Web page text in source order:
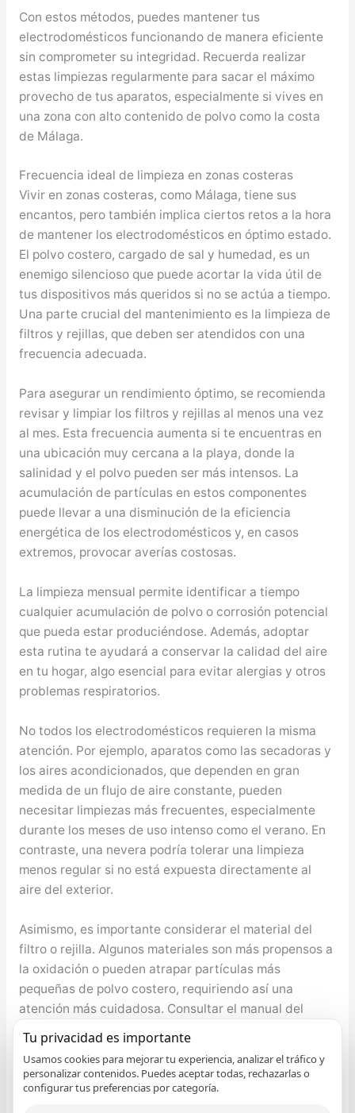
Con estos métodos, puedes mantener tus
electrodomésticos funcionando de manera eficiente
sin comprometer su integridad. Recuerda realizar
estas limpiezas regularmente para sacar el máximo
provecho de tus aparatos, especialmente si vives en
una zona con alto contenido de polvo como la costa
de Málaga.
Frecuencia ideal de limpieza en zonas costeras
Vivir en zonas costeras, como Málaga, tiene sus
encantos, pero también implica ciertos retos a la hora
de mantener los electrodomésticos en óptimo estado.
El polvo costero, cargado de sal y humedad, es un
enemigo silencioso que puede acortar la vida útil de
tus dispositivos más queridos si no se actúa a tiempo.
Una parte crucial del mantenimiento es la limpieza de
filtros y rejillas, que deben ser atendidos con una
frecuencia adecuada.
Para asegurar un rendimiento óptimo, se recomienda
revisar y limpiar los filtros y rejillas al menos una vez
al mes. Esta frecuencia aumenta si te encuentras en
una ubicación muy cercana a la playa, donde la
salinidad y el polvo pueden ser más intensos. La
acumulación de partículas en estos componentes
puede llevar a una disminución de la eficiencia
energética de los electrodomésticos y, en casos
extremos, provocar averías costosas.
La limpieza mensual permite identificar a tiempo
cualquier acumulación de polvo o corrosión potencial
que pueda estar produciéndose. Además, adoptar
esta rutina te ayudará a conservar la calidad del aire
en tu hogar, algo esencial para evitar alergias y otros
problemas respiratorios.
No todos los electrodomésticos requieren la misma
atención. Por ejemplo, aparatos como las secadoras y
los aires acondicionados, que dependen en gran
medida de un flujo de aire constante, pueden
necesitar limpiezas más frecuentes, especialmente
durante los meses de uso intenso como el verano. En
contraste, una nevera podría tolerar una limpieza
menos regular si no está expuesta directamente al
aire del exterior.
Asimismo, es importante considerar el material del
filtro o rejilla. Algunos materiales son más propensos a
la oxidación o pueden atrapar partículas más
pequeñas de polvo costero, requiriendo así una
atención más cuidadosa. Consultar el manual del
sobre la frecuencia de limpieza recomendada por el
fabricante.
Tu privacidad es importante
Usamos cookies para mejorar tu experiencia, analizar el tráfico y
personalizar contenidos. Puedes aceptar todas, rechazarlas o
configurar tus preferencias por categoría.